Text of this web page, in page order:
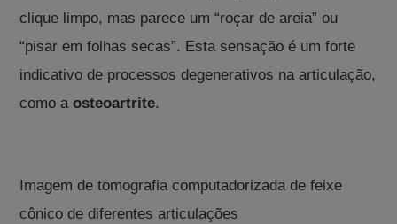
clique limpo, mas parece um “roçar de areia” ou
“pisar em folhas secas”. Esta sensação é um forte
indicativo de processos degenerativos na articulação,
como aosteoartrite.
Imagem de tomografia computadorizada de feixe
cônico de diferentes articulações